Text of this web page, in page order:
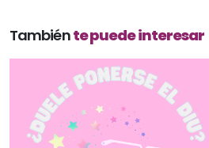
Tambiénte puede interesar